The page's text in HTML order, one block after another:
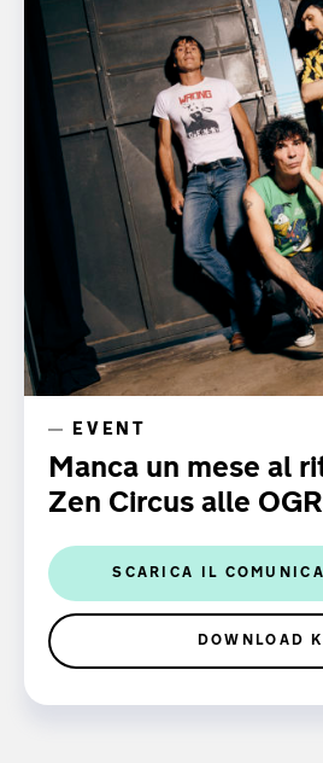
EVENT
Manca un mese al
Zen Circus alle
SCARICA IL
DOWNLOAD